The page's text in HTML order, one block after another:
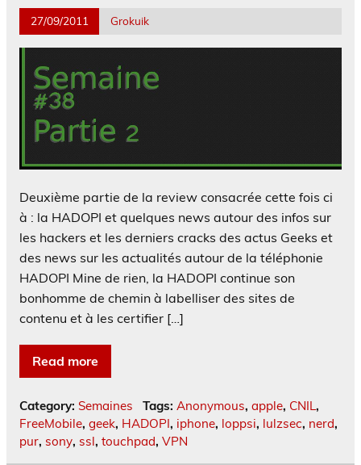
27/09/2011 Grokuik
Deuxième partie de la review consacrée cette fois ci
à : la HADOPI et quelques news autour des infos sur
les hackers et les derniers cracks des actus Geeks et
des news sur les actualités autour de la téléphonie
HADOPI Mine de rien, la HADOPI continue son
bonhomme de chemin à labelliser des sites de
contenu et à les certifier […]
Read more
Category: Semaines Tags: Anonymous, apple, CNIL,
FreeMobile, geek, HADOPI, iphone, loppsi, lulzsec, nerd,
pur, sony, ssl, touchpad, VPN